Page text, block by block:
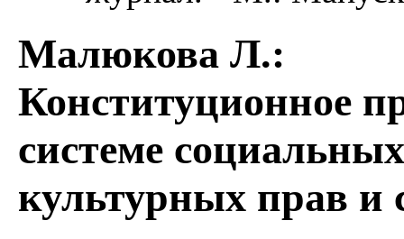
Малюкова Л.:
Конституционное
системе
культурных прав и